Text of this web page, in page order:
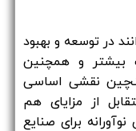
در توسعه و بهبود
بیشتر و همچنین
نقشی اساسی
از مزایای هم
برای صنایع